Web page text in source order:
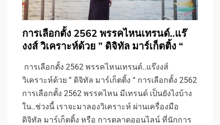
การเลือกตั้ง 2562 พรรคไหนเทรนด์..แร๊
งงส์ วิเคราะห์ด้วย ” ดิจิทัล มาร์เก็ตติ้ง “
การเลือกตั้ง 2562 พรรคไหนเทรนด์..แร๊งงส์
วิเคราะห์ด้วย ” ดิจิทัล มาร์เก็ตติ้ง “ การเลือกตั้ง 2562
การเลือกตั้ง 2562 พรรคไหน มีเทรนด์ เป็นยังไงบ้าง
ใน..ช่วงนี้ เราจะมาลองวิเคราะห์ ผ่านเครื่องมือ
ดิจิทัล มาร์เก็ตติ้ง หรือ การตลาดออนไลน์ ที่นักการ